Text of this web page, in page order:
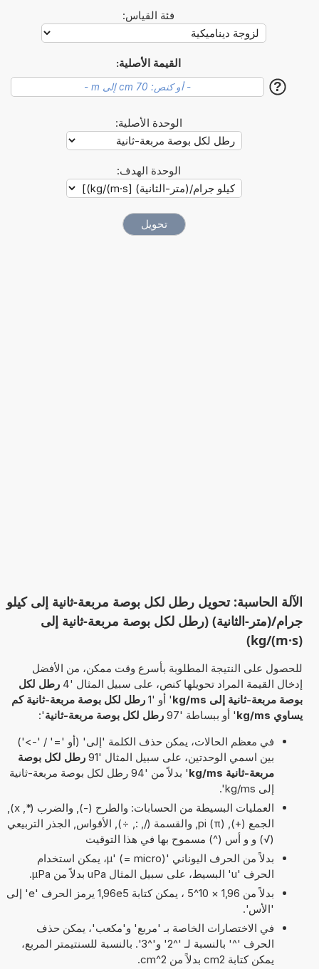
فئة القياس:
القيمة الأصلية:
?
الوحدة الأصلية:
الوحدة الهدف:
الآلة الحاسبة: تحويل رطل لكل بوصة مربعة-ثانية إلى كيلو
جرام/(متر-الثانية) (رطل لكل بوصة مربعة-ثانية إلى
kg/(m·s))
للحصول على النتيجة المطلوبة بأسرع وقت ممكن، من الأفضل
إدخال القيمة المراد تحويلها كنص، على سبيل المثال '4
رطل لكل
بوصة مربعة-ثانية إلى kg/ms
' أو '1 رطل لكل بوصة مربعة-ثانية كم
يساوي kg/ms
' أو ببساطة '97 رطل لكل بوصة مربعة-ثانية':
في معظم الحالات، يمكن حذف الكلمة 'إلى' (أو '=' / '->')
بين اسمي الوحدتين، على سبيل المثال '91
رطل لكل بوصة
مربعة-ثانية kg/ms
' بدلاً من '94 رطل لكل بوصة مربعة-ثانية
إلى kg/ms'.
العمليات البسيطة من الحسابات: والطرح (-), والضرب (*, x),
الجمع (+), pi (π), والقسمة (/, :, ÷), الأقواس, الجذر التربيعي
(√) و و أس (^) مسموح بها في هذا التوقيت
بدلاً من الحرف اليوناني 'µ' (= micro)، يمكن استخدام
الحرف 'u' البسيط، على سبيل المثال uPa بدلاً من µPa.
بدلاً من 1,96 × 10^5 ، يمكن كتابة 1,96e5 يرمز الحرف 'e' إلى
'الأس'.
في الاختصارات الخاصة بـ 'مربع' و'مكعب'، يمكن حذف
الحرف '^' بالنسبة لـ '^2' و'^3'. بالنسبة للسنتيمتر المربع،
يمكن كتابة cm2 بدلاً من cm^2.